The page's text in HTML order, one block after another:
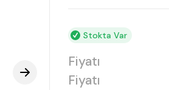
Stokta Var
Fiyatı
Fiyatı